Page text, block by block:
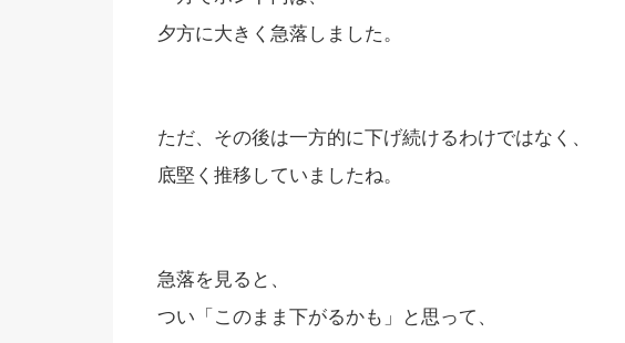
夕方に大きく急落しました。
ただ、その後は一方的に下げ続けるわけではなく、
底堅く推移していましたね。
急落を見ると、
つい「このまま下がるかも」と思って、